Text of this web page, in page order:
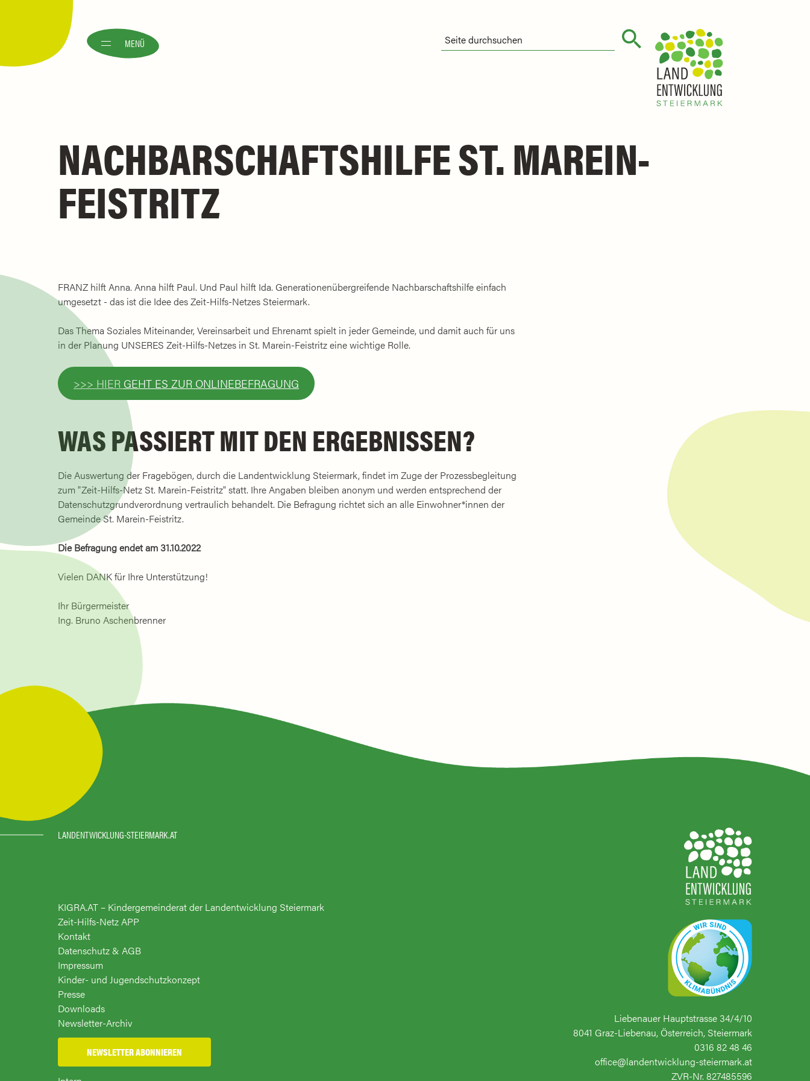
MENÜ
NACHBARSCHAFTSHILFE ST. MAREIN-
FEISTRITZ
FRANZ hilft Anna. Anna hilft Paul. Und Paul hilft Ida. Generationenübergreifende Nachbarschaftshilfe einfach
umgesetzt - das ist die Idee des Zeit-Hilfs-Netzes Steiermark.
Das Thema Soziales Miteinander, Vereinsarbeit und Ehrenamt spielt in jeder Gemeinde, und damit auch für uns
in der Planung UNSERES Zeit-Hilfs-Netzes in St. Marein-Feistritz eine wichtige Rolle.
>>> HIER GEHT ES ZUR ONLINEBEFRAGUNG
WAS PASSIERT MIT DEN ERGEBNISSEN?
Die Auswertung der Fragebögen, durch die Landentwicklung Steiermark, findet im Zuge der Prozessbegleitung
zum "Zeit-Hilfs-Netz St. Marein-Feistritz" statt. Ihre Angaben bleiben anonym und werden entsprechend der
Datenschutzgrundverordnung vertraulich behandelt. Die Befragung richtet sich an alle Einwohner*innen der
Gemeinde St. Marein-Feistritz.
Die Befragung endet am 31.10.2022
Vielen DANK für Ihre Unterstützung!
Ihr Bürgermeister
Ing. Bruno Aschenbrenner
LANDENTWICKLUNG-STEIERMARK.AT
KIGRA.AT – Kindergemeinderat der Landentwicklung Steiermark
Zeit-Hilfs-Netz APP
Kontakt
Datenschutz & AGB
Impressum
Kinder- und Jugendschutzkonzept
Presse
Downloads
Newsletter-Archiv
NEWSLETTER ABONNIEREN
Liebenauer Hauptstrasse 34/4/10
8041 Graz-Liebenau, Österreich, Steiermark
0316 82 48 46
office@landentwicklung-steiermark.at
ZVR-Nr. 827485596